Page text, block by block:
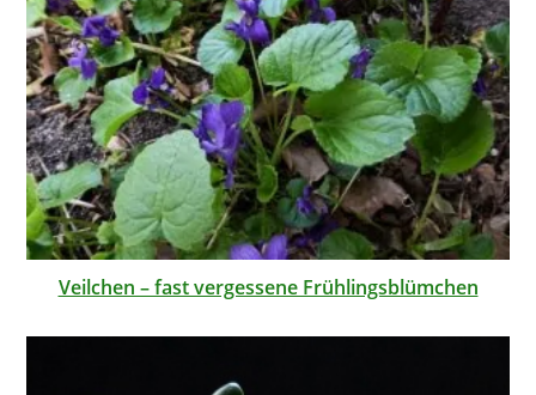
Veilchen – fast vergessene Frühlingsblümchen